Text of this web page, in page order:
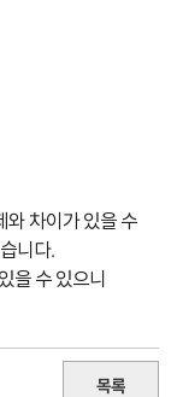
와 차이가 있을 수
니다.
을 수 있으니
목록